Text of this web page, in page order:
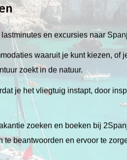
en excursies naar
waaruit je kunt kiezen, of
zoekt in de natuur.
je het vliegtuig instapt, door
zoeken en boeken bij
beantwoorden en ervoor te